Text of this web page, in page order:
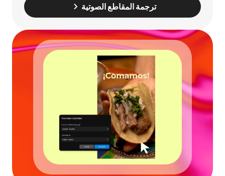
ترجمة المقاطع الصوتية